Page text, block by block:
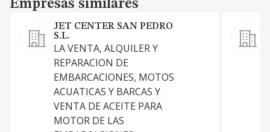
Empresas similares
JET CENTER SAN PEDRO
S.L.
LA VENTA, ALQUILER Y
REPARACION DE
EMBARCACIONES, MOTOS
ACUATICAS Y BARCAS Y
VENTA DE ACEITE PARA
MOTOR DE LAS